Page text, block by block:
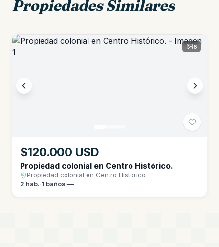
Propiedades Similares
6
$120.000 USD
Propiedad colonial en Centro Histórico.
Propiedad colonial en Centro Histórico
2 hab.·1 baños·—